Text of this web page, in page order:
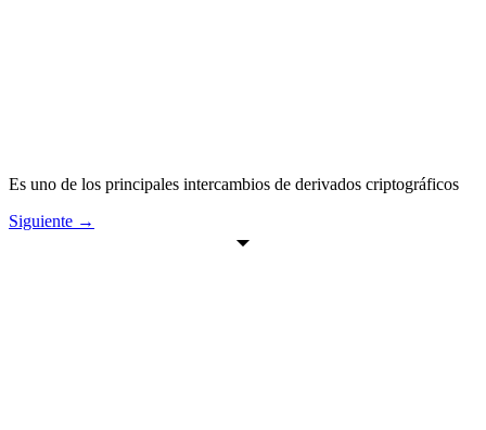
Es uno de los principales intercambios de derivados criptográficos
Siguiente →